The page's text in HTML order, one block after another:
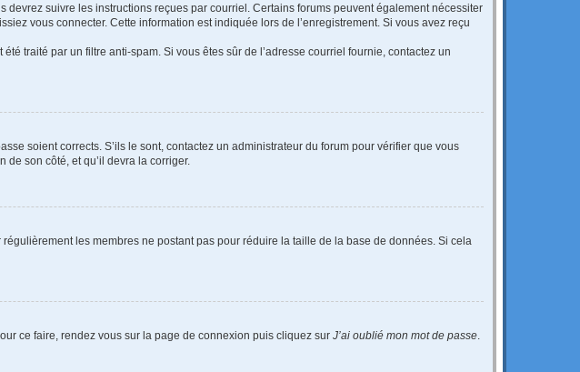
suivre les instructions reçues par courriel. Certains forums peuvent également nécessiter
vous connecter. Cette information est indiquée lors de l’enregistrement. Si vous avez reçu
traité par un filtre anti-spam. Si vous êtes sûr de l’adresse courriel fournie, contactez un
soient corrects. S’ils le sont, contactez un administrateur du forum pour vérifier que vous
son côté, et qu’il devra la corriger.
les membres ne postant pas pour réduire la taille de la base de données. Si cela
ce faire, rendez vous sur la page de connexion puis cliquez sur J’ai oublié mon mot de passe